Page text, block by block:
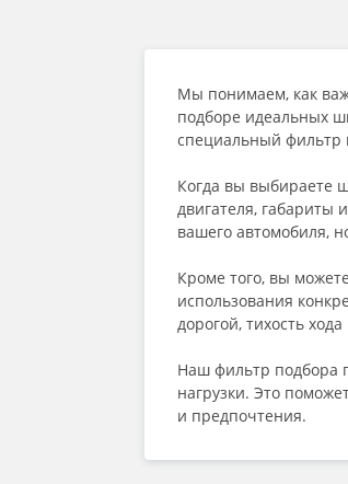
Мы понимаем, как
подборе идеальных
специальный фильтр
Когда вы выбираете
двигателя, габариты
вашего автомобиля,
Кроме того, вы
использования
дорогой, тихость
Наш фильтр подбора
нагрузки. Это
и предпочтения.